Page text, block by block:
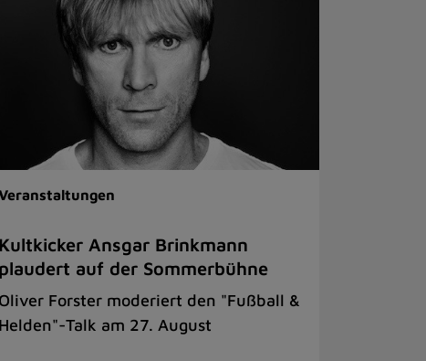
Kultkicker Ansgar Brinkmann
plaudert auf der Sommerbühne
Oliver Forster moderiert den "Fußball &
Helden"-Talk am 27. August